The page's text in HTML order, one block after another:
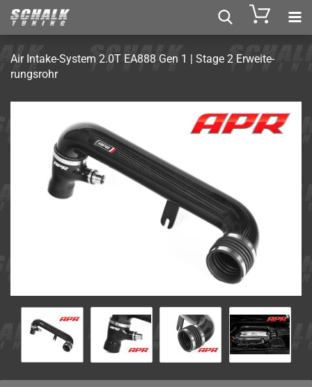
Air Intake-​System 2.0T EA888 Gen 1 | Stage 2 Er­wei­te­
rungs­rohr